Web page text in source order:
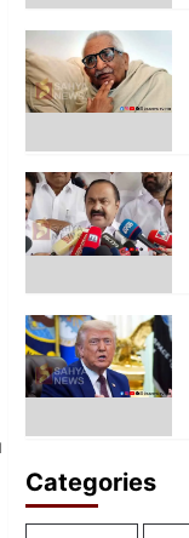
Categories